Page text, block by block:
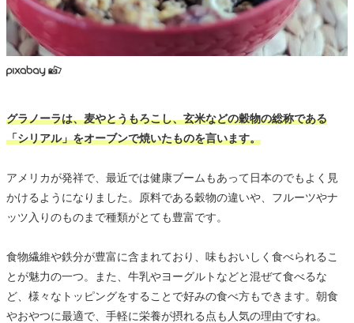
グラノーラは、麦やとうもろこし、玄米などの穀物の総称である
「シリアル」をオーブンで焼いたものを言います。
アメリカが発祥で、最近では健康ブームもあって日本のでもよく見
かけるようになりました。原料である穀物の違いや、フルーツやナ
ッツ入りのものまで種類がとても豊富です。
食物繊維や鉄分が豊富に含まれており、味もおいしく食べられるこ
とが魅力の一つ。また、牛乳やヨーグルトなどと混ぜて食べるな
ど、様々なトッピングをすることで好みの食べ方もできます。朝食
やおやつに最適で、手軽に栄養が摂れる点も人気の理由ですね。